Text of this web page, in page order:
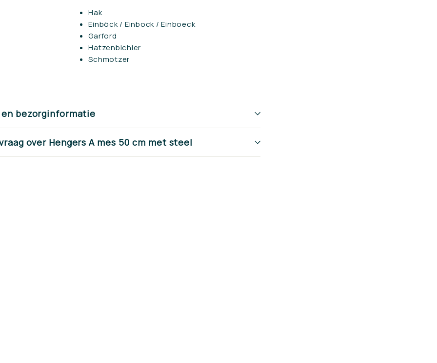
Voordelig geprijsd, hoge
Hak
Einböck / Einbock / Einboeck
Garford
Hatzenbichler
Schmotzer
en bezorginformatie
over Hengers A mes 50 cm met steel